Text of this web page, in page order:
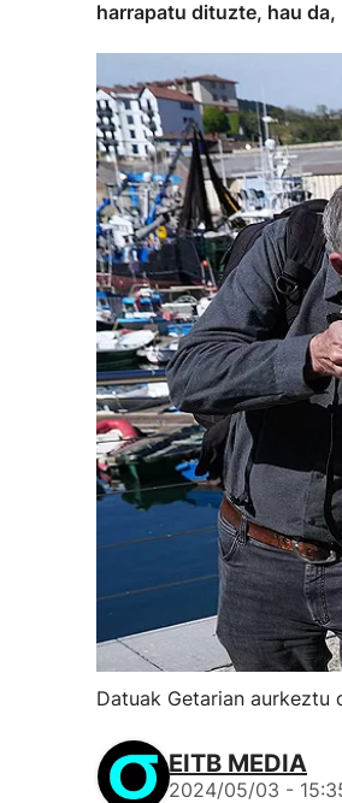
harrapatu dituzte, hau
Datuak Getarian aurkeztu
EITB MEDIA
2024/05/03 -